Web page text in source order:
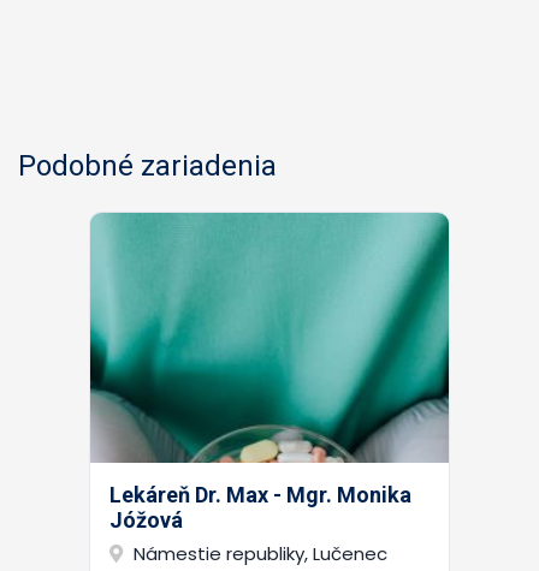
Podobné zariadenia
Lekáreň Dr. Max - Mgr. Monika
Jóžová
Námestie republiky, Lučenec